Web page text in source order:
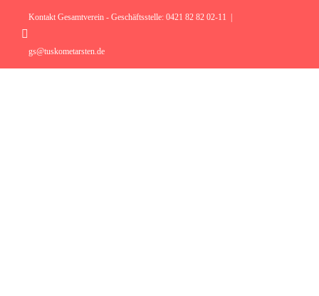
springen
Kontakt Gesamtverein - Geschäftsstelle: 0421 82 82 02-11
gs@tuskometarsten.de